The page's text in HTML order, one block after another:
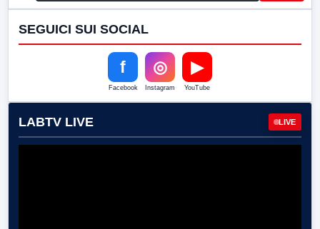
SEGUICI SUI SOCIAL
f
Facebook
◎
Instagram
▶
YouTube
LABTV LIVE LIVE